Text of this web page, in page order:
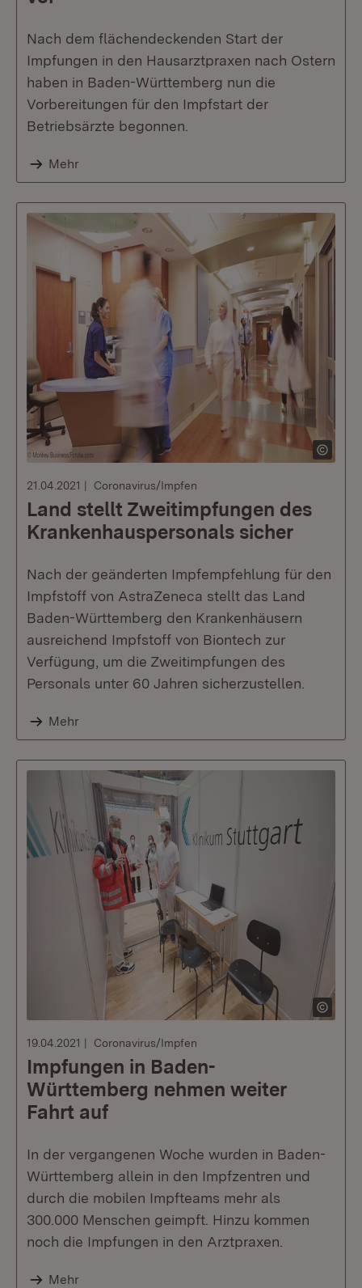
Nach dem flächendeckenden Start der
Impfungen in den Hausarztpraxen nach Ostern
haben in Baden-Württemberg nun die
Vorbereitungen für den Impfstart der
Betriebsärzte begonnen.
Mehr
21.04.2021 Coronavirus/Impfen
Land stellt Zweitimpfungen des
Krankenhauspersonals sicher
Nach der geänderten Impfempfehlung für den
Impfstoff von AstraZeneca stellt das Land
Baden-Württemberg den Krankenhäusern
ausreichend Impfstoff von Biontech zur
Verfügung, um die Zweitimpfungen des
Personals unter 60 Jahren sicherzustellen.
Mehr
19.04.2021 Coronavirus/Impfen
Impfungen in Baden-
Württemberg nehmen weiter
Fahrt auf
In der vergangenen Woche wurden in Baden-
Württemberg allein in den Impfzentren und
durch die mobilen Impfteams mehr als
300.000 Menschen geimpft. Hinzu kommen
noch die Impfungen in den Arztpraxen.
Mehr